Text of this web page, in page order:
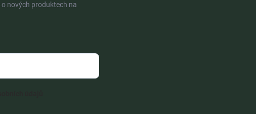
nových produktech na